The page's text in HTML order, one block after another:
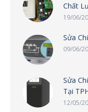
Chất
19/06/
Sửa
09/06/
Sửa
Tại
12/05/